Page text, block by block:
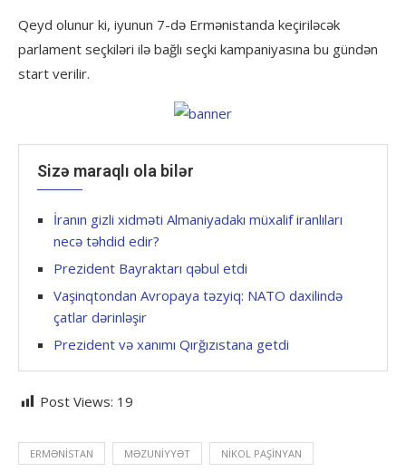
Qeyd olunur ki, iyunun 7-də Ermənistanda keçiriləcək
parlament seçkiləri ilə bağlı seçki kampaniyasına bu gündən
start verilir.
Sizə maraqlı ola bilər
İranın gizli xidməti Almaniyadakı müxalif iranlıları
necə təhdid edir?
Prezident Bayraktarı qəbul etdi
Vaşinqtondan Avropaya təzyiq: NATO daxilində
çatlar dərinləşir
Prezident və xanımı Qırğızıstana getdi
Post Views: 19
ERMƏNISTAN MƏZUNIYYƏT NIKOL PAŞINYAN